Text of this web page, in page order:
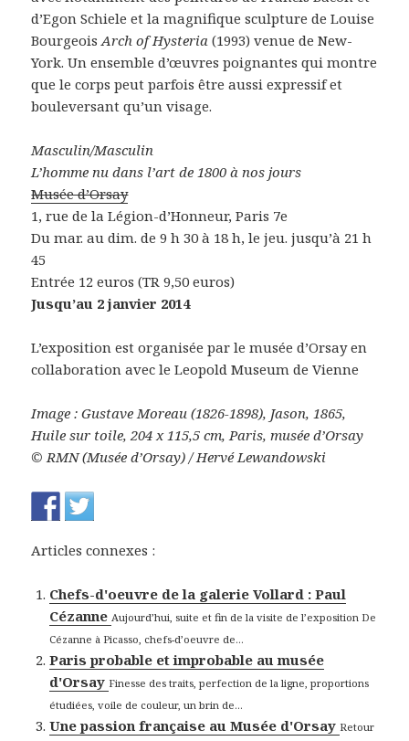
d’Egon Schiele et la magnifique sculpture de Louise
BourgeoisArch of Hysteria (1993) venue de New-
York. Un ensemble d’œuvres poignantes qui montre
que le corps peut parfois être aussi expressif et
bouleversant qu’un visage.
Masculin/Masculin
L’homme nu dans l’art de 1800 à nos jours
Musée d’Orsay
1, rue de la Légion-d’Honneur, Paris 7e
Du mar. au dim. de 9 h 30 à 18 h, le jeu. jusqu’à 21 h
45
Entrée 12 euros (TR 9,50 euros)
Jusqu’au 2 janvier 2014
L’exposition est organisée par le musée d’Orsay en
collaboration avec le Leopold Museum de Vienne
Image : Gustave Moreau (1826-1898), Jason, 1865,
Huile sur toile, 204 x 115,5 cm, Paris, musée d’Orsay
© RMN (Musée d’Orsay) / Hervé Lewandowski
Articles connexes :
Chefs-d'oeuvre de la galerie Vollard : Paul
CézanneAujourd’hui, suite et fin de la visite de l’exposition De
Cézanne à Picasso, chefs-d’oeuvre de...
Paris probable et improbable au musée
d'Orsay Finesse des traits, perfection de la ligne, proportions
étudiées, voile de couleur, un brin de...
Une passion française au Musée d'Orsay Retour